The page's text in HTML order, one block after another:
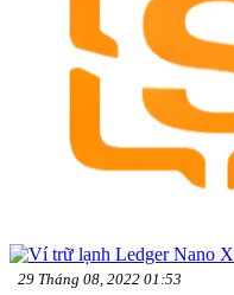
29 Tháng 08, 2022 01:53